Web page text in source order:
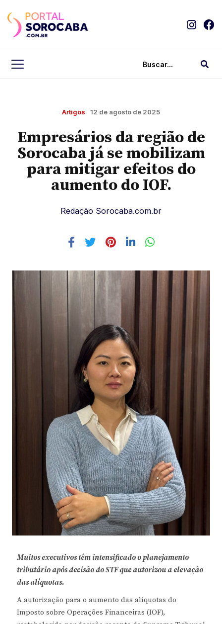
Artigos 12 de agosto de 2025
Empresários da região de
Sorocaba já se mobilizam
para mitigar efeitos do
aumento do IOF.
Redação Sorocaba.com.br
Muitos executivos têm intensificado o planejamento
tributário após decisão do STF que autorizou a elevação
das alíquotas.
A autorização para o aumento das alíquotas do
Imposto sobre Operações Financeiras (IOF),